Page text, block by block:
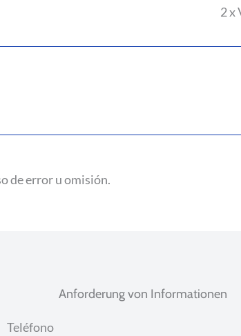
2 x
de error u omisión.
Anforderung von Informationen
Teléfono